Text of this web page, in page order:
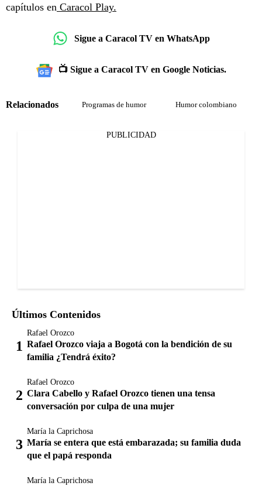
capítulos en Caracol Play.
Sigue a Caracol TV en WhatsApp
📺 Sigue a Caracol TV en Google Noticias.
Relacionados Programas de humor Humor colombiano
PUBLICIDAD
Últimos Contenidos
Rafael Orozco
Rafael Orozco viaja a Bogotá con la bendición de su
familia ¿Tendrá éxito?
Rafael Orozco
Clara Cabello y Rafael Orozco tienen una tensa
conversación por culpa de una mujer
María la Caprichosa
María se entera que está embarazada; su familia duda
que el papá responda
María la Caprichosa